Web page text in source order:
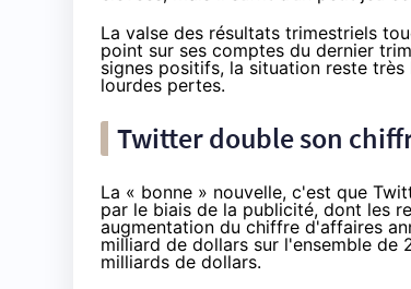
La valse des résultats trimestriels
point sur ses comptes du dernier
signes positifs, la situation reste
lourdes pertes.
Twitter double son
La « bonne » nouvelle, c'est que
par le biais de la publicité, dont les
augmentation du chiffre d'affaires
milliard de dollars sur l'ensemble de
milliards de dollars.